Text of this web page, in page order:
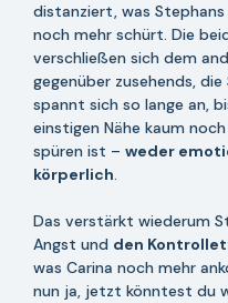
distanziert, was
noch mehr schürt. Die
verschließen sich dem
gegenüber zusehends,
spannt sich so lange an,
einstigen Nähe kaum
spüren ist – weder
körperlich.
Das verstärkt wiederum
Angst und den
was Carina noch mehr
nun ja, jetzt könntest du